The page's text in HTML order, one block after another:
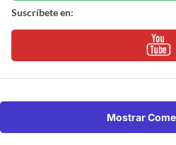
Suscríbete en:
Mostrar